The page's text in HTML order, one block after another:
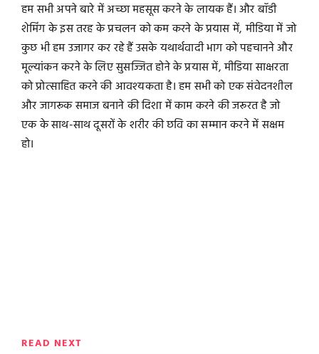
हम सभी अपने बारे में अच्छा महसूस करने के लायक हैं। और बॉडी
शेमिंग के इस तरह के प्रचलन को कम करने के प्रयास में, मीडिया में जो
कुछ भी हम उजागर कर रहे हैं उसके यथार्थवादी भाग को पहचानने और
मूल्यांकन करने के लिए सुसज्जित होने के प्रयास में, मीडिया साक्षरता
को प्रोत्साहित करने की आवश्यकता है। हम सभी को एक संवेदनशील
और जागरूक समाज बनाने की दिशा में काम करने की जरूरत है जो
एक के साथ-साथ दूसरों के शरीर की छवि का सम्मान करने में सक्षम
हो।
READ NEXT